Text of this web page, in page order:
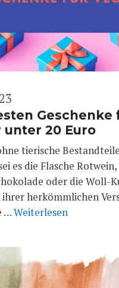
Geschenke
unter 20 Euro
tierische
es die Flasche
oder die Woll-
herkömmlichen
…Weiterlesen